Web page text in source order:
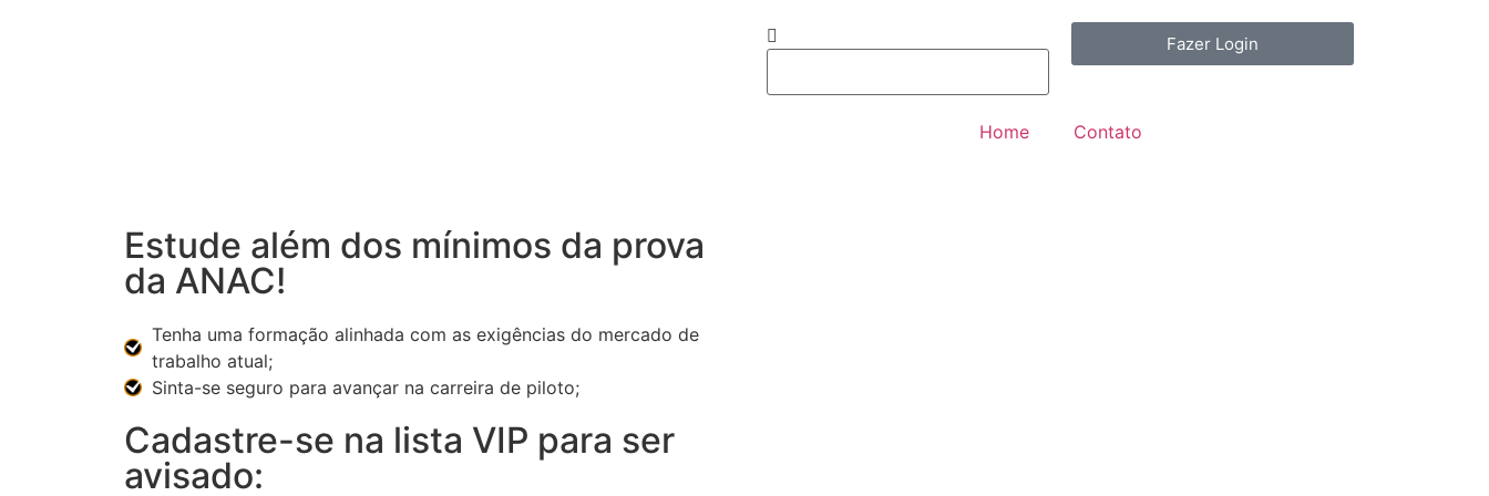
Fazer Login
Home Contato
Estude além dos mínimos da prova
da ANAC!
Tenha uma formação alinhada com as exigências do mercado de
trabalho atual;
Sinta-se seguro para avançar na carreira de piloto;
Cadastre-se na lista VIP para ser
avisado: